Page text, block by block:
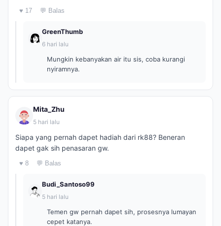
♥ 17 💬 Balas
GreenThumb
6 hari lalu
Mungkin kebanyakan air itu sis, coba kurangi
nyiramnya.
Mita_Zhu
5 hari lalu
Siapa yang pernah dapet hadiah dari rk88? Beneran
dapet gak sih penasaran gw.
♥ 8 💬 Balas
Budi_Santoso99
5 hari lalu
Temen gw pernah dapet sih, prosesnya lumayan
cepet katanya.